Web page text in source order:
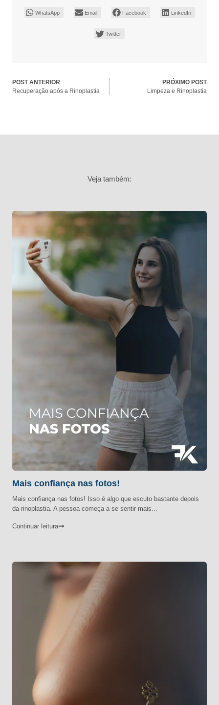
WhatsApp Email Facebook LinkedIn
Twitter
POST ANTERIOR
Recuperação após a Rinoplastia
PRÓXIMO POST
Limpeza e Rinoplastia
Veja também:
Mais confiança nas fotos!
Mais confiança nas fotos! Isso é algo que escuto bastante depois
da rinoplastia. A pessoa começa a se sentir mais...
Continuar leitura